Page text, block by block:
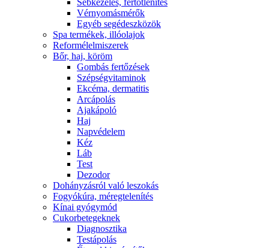
Sebkezelés, fertőtlenítés
Vérnyomásmérők
Egyéb segédeszközök
Spa termékek, illóolajok
Reformélelmiszerek
Bőr, haj, köröm
Gombás fertőzések
Szépségvitaminok
Ekcéma, dermatitis
Arcápolás
Ajakápoló
Haj
Napvédelem
Kéz
Láb
Test
Dezodor
Dohányzásról való leszokás
Fogyókúra, méregtelenítés
Kínai gyógymód
Cukorbetegeknek
Diagnosztika
Testápolás